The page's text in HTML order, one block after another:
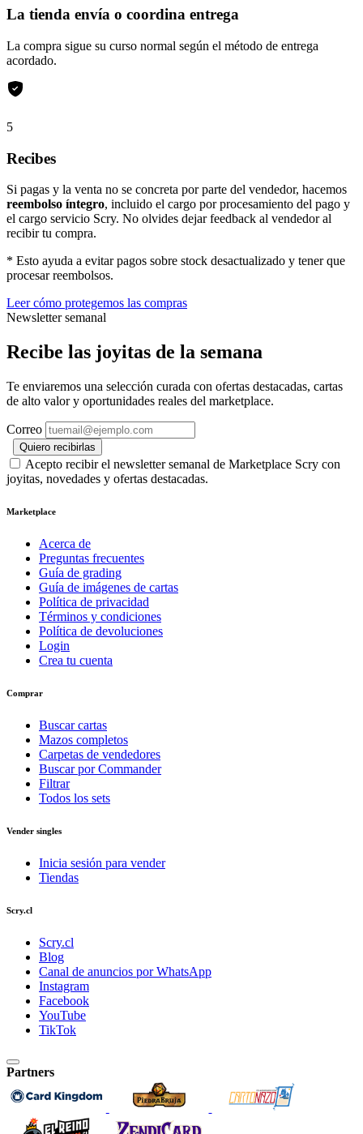
La tienda envía o coordina entrega
La compra sigue su curso normal según el método de entrega
acordado.
5
Recibes
Si pagas y la venta no se concreta por parte del vendedor, hacemos
reembolso íntegro, incluido el cargo por procesamiento del pago y
el cargo servicio Scry. No olvides dejar feedback al vendedor al
recibir tu compra.
* Esto ayuda a evitar pagos sobre stock desactualizado y tener que
procesar reembolsos.
Leer cómo protegemos las compras
Newsletter semanal
Recibe las joyitas de la semana
Te enviaremos una selección curada con ofertas destacadas, cartas
de alto valor y oportunidades reales del marketplace.
Correo
Quiero recibirlas
Acepto recibir el newsletter semanal de Marketplace Scry con
joyitas, novedades y ofertas destacadas.
Marketplace
Acerca de
Preguntas frecuentes
Guía de grading
Guía de imágenes de cartas
Política de privacidad
Términos y condiciones
Política de devoluciones
Login
Crea tu cuenta
Comprar
Buscar cartas
Mazos completos
Carpetas de vendedores
Buscar por Commander
Filtrar
Todos los sets
Vender singles
Inicia sesión para vender
Tiendas
Scry.cl
Scry.cl
Blog
Canal de anuncios por WhatsApp
Instagram
Facebook
YouTube
TikTok
Partners